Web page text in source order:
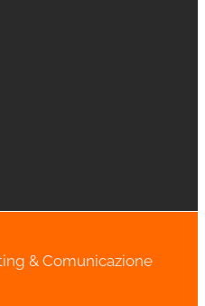
& Comunicazione